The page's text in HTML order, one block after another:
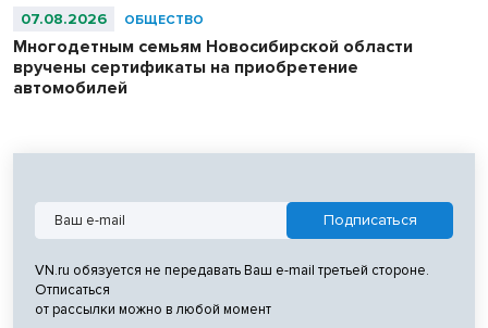
07.08.2026 ОБЩЕСТВО
Многодетным семьям Новосибирской области
вручены сертификаты на приобретение
автомобилей
VN.ru обязуется не передавать Ваш e-mail третьей стороне.
Отписаться
от рассылки можно в любой момент